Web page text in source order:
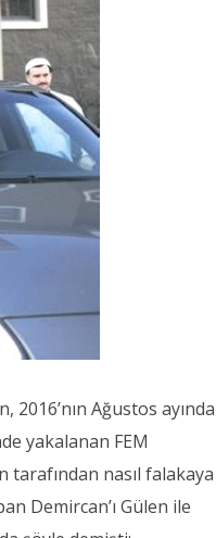
2016’nın Ağustos ayında
yakalanan FEM
tarafından nasıl falakaya
Demircan’ı Gülen ile